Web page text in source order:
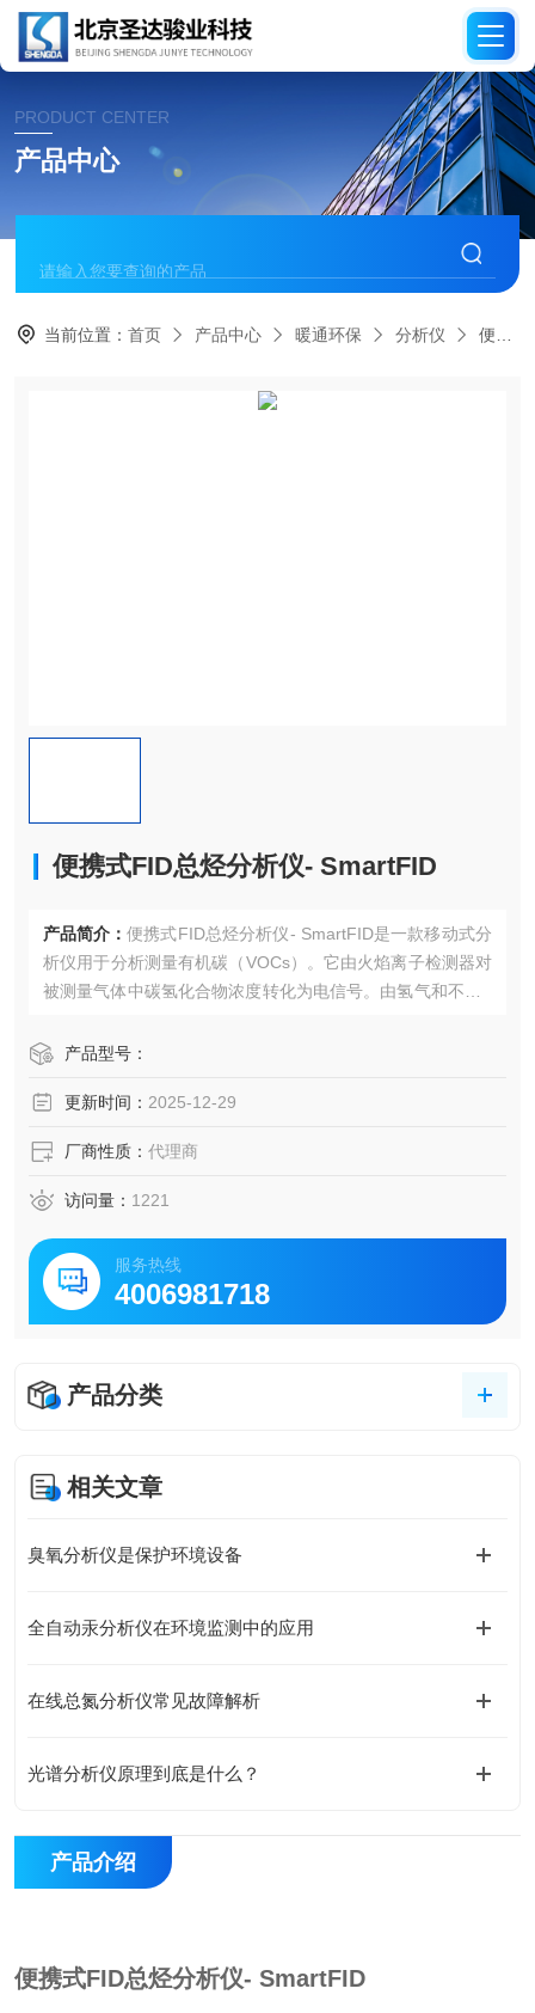
PRODUCT CENTER
产品中心
当前位置：首页 产品中心 暖通环保 分析仪 便携式FID总烃分析仪- SmartFID
便携式FID总烃分析仪- SmartFID
产品简介： 便携式FID总烃分析仪- SmartFID是一款移动式分
析仪用于分析测量有机碳（VOCs）。它由火焰离子检测器对
被测量气体中碳氢化合物浓度转化为电信号。由氢气和不含V
化合物发生化学电离为CH结构的CHO+离子。
产品型号：
更新时间： 2025-12-29
厂商性质： 代理商
访问量： 1221
服务热线
4006981718
产品分类
相关文章
臭氧分析仪是保护环境设备
全自动汞分析仪在环境监测中的应用
在线总氮分析仪常见故障解析
光谱分析仪原理到底是什么？
产品介绍
便携式FID总烃分析仪- SmartFID